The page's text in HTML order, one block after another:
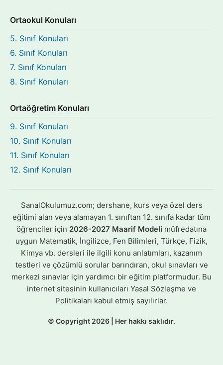
Ortaokul Konuları
5. Sınıf Konuları
6. Sınıf Konuları
7. Sınıf Konuları
8. Sınıf Konuları
Ortaöğretim Konuları
9. Sınıf Konuları
10. Sınıf Konuları
11. Sınıf Konuları
12. Sınıf Konuları
SanalOkulumuz.com; dershane, kurs veya özel ders
eğitimi alan veya alamayan 1. sınıftan 12. sınıfa kadar tüm
öğrenciler için 2026-2027 Maarif Modeli müfredatına
uygun Matematik, İngilizce, Fen Bilimleri, Türkçe, Fizik,
Kimya vb. dersleri ile ilgili konu anlatımları, kazanım
testleri ve çözümlü sorular barındıran, okul sınavları ve
merkezi sınavlar için yardımcı bir eğitim platformudur. Bu
internet sitesinin kullanıcıları Yasal Sözleşme ve
Politikaları kabul etmiş sayılırlar.
© Copyright 2026 | Her hakkı saklıdır.